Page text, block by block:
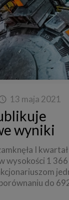
13 maja 2021
wyniki
I
wysokości 1 366
do